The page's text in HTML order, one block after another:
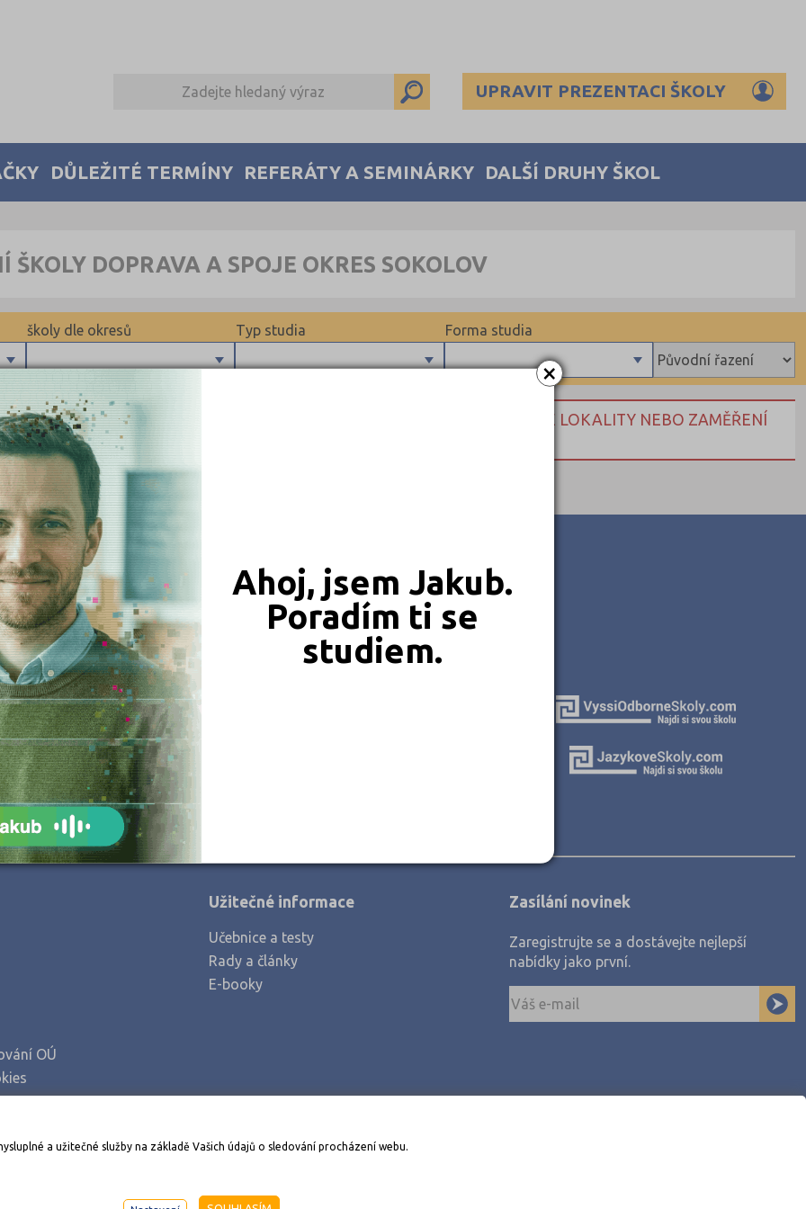
×
Ahoj, jsem Jakub.
Poradím ti se
studiem.
UPRAVIT PREZENTACI ŠKOLY
DŮLEŽITÉ TERMÍNY REFERÁTY A SEMINÁRKY DALŠÍ DRUHY ŠKOL
ŠKOLY DOPRAVA A SPOJE OKRES SOKOLOV
Forma studia
Typ studia
školy dle okresů
Beroun (1)
Brno-město (2)
Břeclav (1)
České Budějovice (2)
Děčín (1)
Frýdek-Místek (2)
Hradec Králové (1)
Jindřichův Hradec (2)
Karlovy Vary (1)
Karviná (2)
Kladno (2)
Liberec (1)
Louny (1)
Mladá Boleslav (1)
Nový Jičín (1)
Olomouc (1)
Semily (1)
Ústí nad Orlicí (1)
ZÁZNAMY, PŘEFORMULUJTE PROSÍM VÁŠ DOTAZ NEBO HLEDEJTE DLE LOKALITY NEBO ZAMĚŘENÍ
JSME TAM, KDE JSTE VY
Naše projekty
OÚ
Stáhněte si aplikaci Adresář škol
Užitečné informace
Učebnice a testy
Rady a články
E-booky
Zasílání novinek
Zaregistrujte se a dostávejte nejlepší
nabídky jako první.
AMOS KamPoMaturite.cz, s.r.o., stránky vytvořilo
a užitečné služby na základě Vašich údajů o sledování procházení webu.